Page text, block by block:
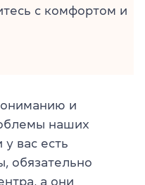
с комфортом и
и
наших
у вас есть
обязательно
а они